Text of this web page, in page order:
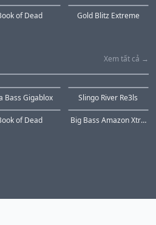
of Dead Gold Blitz Extreme
Xem tất cả →
Bass Gigablox Slingo River Re3ls
of Dead Big Bass Amazon Xtreme